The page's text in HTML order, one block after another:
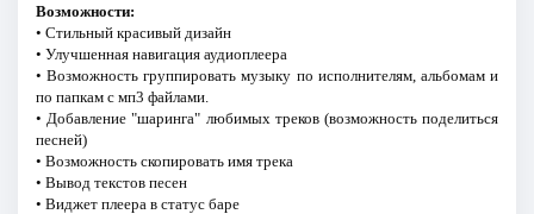
Возможности:
• Стильный красивый дизайн
• Улучшенная навигация аудиоплеера
• Возможность группировать музыку по исполнителям, альбомам и
по папкам с мп3 файлами.
• Добавление "шаринга" любимых треков (возможность поделиться
песней)
• Возможность скопировать имя трека
• Вывод текстов песен
• Виджет плеера в статус баре